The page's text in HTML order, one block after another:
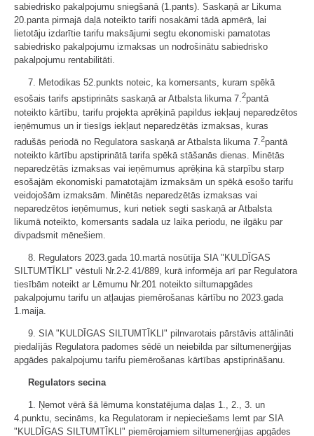
sabiedrisko pakalpojumu sniegšanā (1.pants). Saskaņā ar Likuma
20.panta pirmajā daļā noteikto tarifi nosakāmi tādā apmērā, lai
lietotāju izdarītie tarifu maksājumi segtu ekonomiski pamatotas
sabiedrisko pakalpojumu izmaksas un nodrošinātu sabiedrisko
pakalpojumu rentabilitāti.
7. Metodikas 52.punkts noteic, ka komersants, kuram spēkā
esošais tarifs apstiprināts saskaņā ar Atbalsta likuma 7.2pantā
noteikto kārtību, tarifu projekta aprēķinā papildus iekļauj neparedzētos
ieņēmumus un ir tiesīgs iekļaut neparedzētās izmaksas, kuras
radušās periodā no Regulatora saskaņā ar Atbalsta likuma 7. 2pantā
noteikto kārtību apstiprinātā tarifa spēkā stāšanās dienas. Minētās
neparedzētās izmaksas vai ieņēmumus aprēķina kā starpību starp
esošajām ekonomiski pamatotajām izmaksām un spēkā esošo tarifu
veidojošām izmaksām. Minētās neparedzētās izmaksas vai
neparedzētos ieņēmumus, kuri netiek segti saskaņā ar Atbalsta
likumā noteikto, komersants sadala uz laika periodu, ne ilgāku par
divpadsmit mēnešiem.
8. Regulators 2023.gada 10.martā nosūtīja SIA "KULDĪGAS
SILTUMTĪKLI" vēstuli Nr.2-2.41/889, kurā informēja arī par Regulatora
tiesībām noteikt ar Lēmumu Nr.201 noteikto siltumapgādes
pakalpojumu tarifu un atļaujas piemērošanas kārtību no 2023.gada
1.maija.
9. SIA "KULDĪGAS SILTUMTĪKLI" pilnvarotais pārstāvis attālināti
piedalījās Regulatora padomes sēdē un neiebilda par siltumenerģijas
apgādes pakalpojumu tarifu piemērošanas kārtības apstiprināšanu.
Regulators secina
1. Ņemot vērā šā lēmuma konstatējuma daļas 1., 2., 3. un
4.punktu, secināms, ka Regulatoram ir nepieciešams lemt par SIA
"KULDĪGAS SILTUMTĪKLI" piemērojamiem siltumenerģijas apgādes